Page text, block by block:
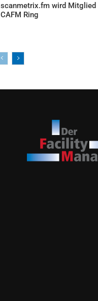
scanmetrix.fm wird Mitglied
CAFM Ring